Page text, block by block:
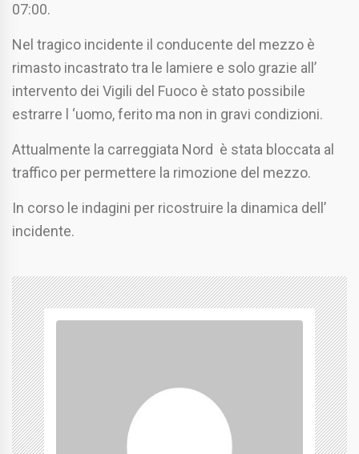
07:00.
Nel tragico incidente il conducente del mezzo è
rimasto incastrato tra le lamiere e solo grazie all’
intervento dei Vigili del Fuoco è stato possibile
estrarre l ‘uomo, ferito ma non in gravi condizioni.
Attualmente la carreggiata Nord è stata bloccata al
traffico per permettere la rimozione del mezzo.
In corso le indagini per ricostruire la dinamica dell’
incidente.